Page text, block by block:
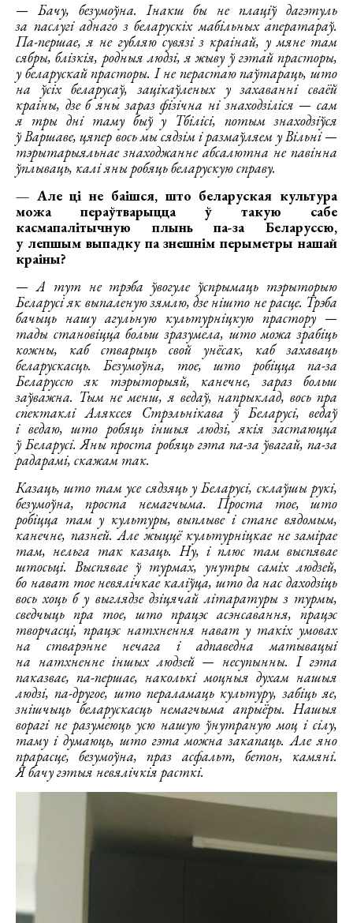
— Бачу, безумоўна. Інакш бы не плаціў дагэтуль
за паслугі аднаго з беларускіх мабільных аператараў.
Па-першае, я не губляю сувязі з краінай, у мяне там
сябры, блізкія, родныя людзі, я жыву ў гэтай прасторы,
у беларускай прасторы. І не перастаю паўтараць, што
на ўсіх беларусаў, зацікаўленых у захаванні сваёй
краіны, дзе б яны зараз фізічна ні знаходзіліся — сам
я тры дні таму быў у Тбілісі, потым знаходзіўся
ў Варшаве, цяпер вось мы сядзім і размаўляем у Вільні —
тэрытарыяльнае знаходжанне абсалютна не павінна
ўплываць, калі яны робяць беларускую справу.
— Але ці не баішся, што беларуская культура
можа пераўтварыцца ў такую сабе
касмапалітычную плынь па-за Беларуссю,
у лепшым выпадку па знешнім перыметры нашай
краіны?
— А тут не трэба ўвогуле ўспрымаць тэрыторыю
Беларусі як выпаленую зямлю, дзе нішто не расце. Трэба
бачыць нашу агульную культурніцкую прастору —
тады становіцца больш зразумела, што можа зрабіць
кожны, каб стварыць свой унёсак, каб захаваць
беларускасць. Безумоўна, тое, што робіцца па-за
Беларуссю як тэрыторыяй, канечне, зараз больш
заўважна. Тым не менш, я ведаў, напрыклад, вось пра
спектаклі Аляксея Стрэльнікава ў Беларусі, ведаў
і ведаю, што робяць іншыя людзі, якія застаюцца
ў Беларусі. Яны проста робяць гэта па-за ўвагай, па-за
радарамі, скажам так.
Казаць, што там усе сядзяць у Беларусі, склаўшы рукі,
безумоўна, проста немагчыма. Проста тое, што
робіцца там у культуры, выплыве і стане вядомым,
канечне, пазней. Але жыццё культурніцкае не замірае
там, нельга так казаць. Ну, і плюс там выспявае
штосьці. Выспявае ў турмах, унутры саміх людзей,
бо нават тое невялічкае каліўца, што да нас даходзіць
вось хоць б у выглядзе дзіцячай літаратуры з турмы,
сведчыць пра тое, што працэс асэнсавання, працэс
творчасці, працэс натхнення нават у такіх умовах
на стварэнне нечага і адпаведна матывацыі
на натхненне іншых людзей — несупынны. І гэта
паказвае, па-першае, наколькі моцныя духам нашыя
людзі, па-другое, што пераламаць культуру, забіць яе,
знішчыць беларускасць немагчыма апрыёры. Нашыя
ворагі не разумеюць усю нашую ўнутраную моц і сілу,
таму і думаюць, што гэта можна закапаць. Але яно
прарасце, безумоўна, праз асфальт, бетон, камяні.
Я бачу гэтыя невялічкія расткі.